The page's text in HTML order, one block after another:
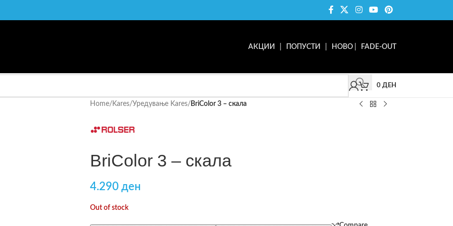
АКЦИИ ПОПУСТИ НОВО FADE-OUT
0 ДЕН
Home/ Kares/Уредување Kares/ BriColor 3 – скала
BriColor 3 – скала
4.290 ден
Out of stock